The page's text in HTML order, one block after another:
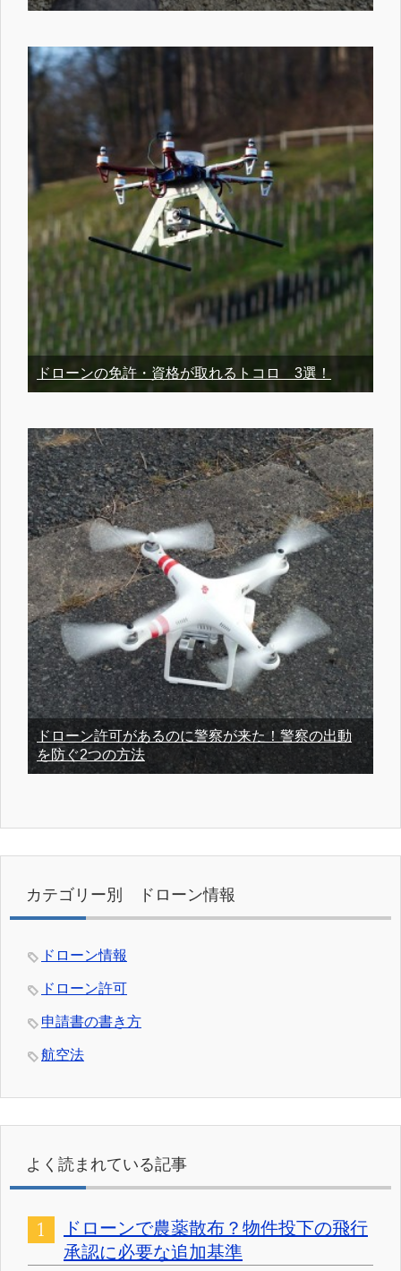
ドローンの免許・資格が取れるトコロ 3選！
ドローン許可があるのに警察が来た！警察の出動
を防ぐ2つの方法
カテゴリー別 ドローン情報
ドローン情報
ドローン許可
申請書の書き方
航空法
よく読まれている記事
ドローンで農薬散布？物件投下の飛行
承認に必要な追加基準